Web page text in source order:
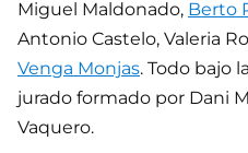
Miguel Maldonado, Berto
Antonio Castelo, Valeria
Venga Monjas. Todo bajo
jurado formado por Dani
Vaquero.